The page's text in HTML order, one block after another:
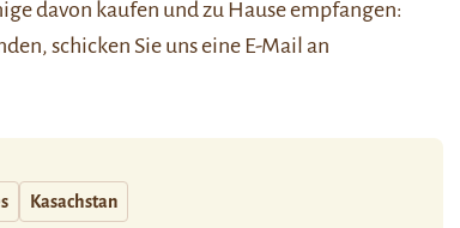
davon kaufen und zu Hause empfangen:
schicken Sie uns eine E-Mail an
Kasachstan